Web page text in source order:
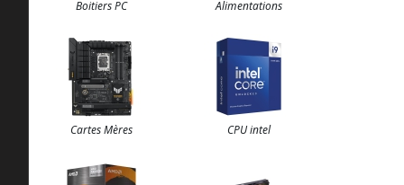
Boitiers PC Alimentations
Cartes Mères CPU intel